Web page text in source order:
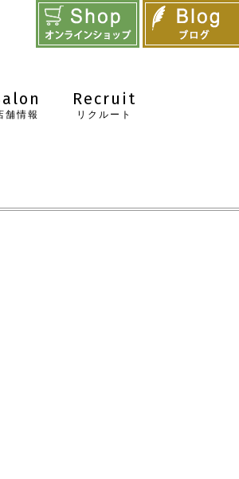
舗情報
Recruit
リクルート